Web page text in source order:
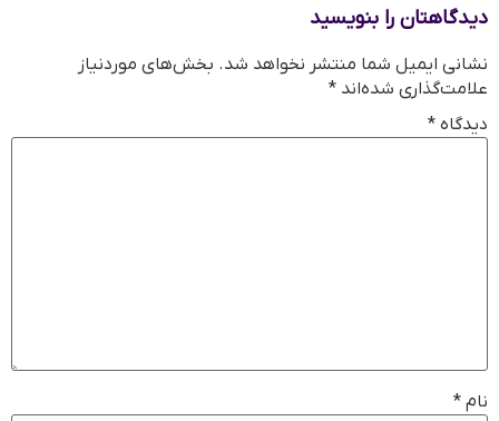
دیدگاهتان را بنویسید
نشانی ایمیل شما منتشر نخواهد شد. بخش‌های موردنیاز
علامت‌گذاری شده‌اند *
دیدگاه *
نام *